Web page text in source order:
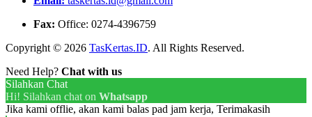
Fax: Office: 0274-4396759
Copyright © 2026 TasKertas.ID. All Rights Reserved.
Need Help? Chat with us
Silahkan Chat
Hi! Silahkan chat on Whatsapp
Jika kami offlie, akan kami balas pad jam kerja, Terimakasih